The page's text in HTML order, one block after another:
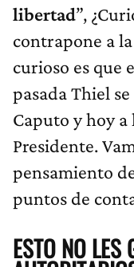
libertad”,
contrapone a
curioso es que
pasada Thiel
Caputo y hoy a
Presidente.
pensamiento
puntos de
ESTO NO LES